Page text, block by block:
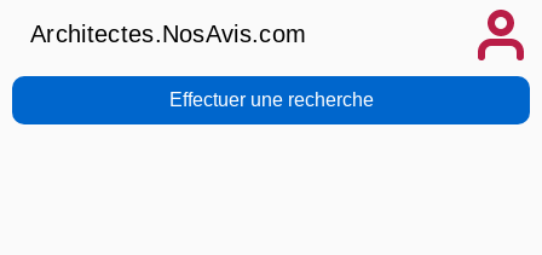
Architectes.NosAvis.com
Effectuer une recherche